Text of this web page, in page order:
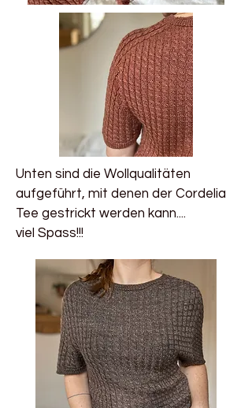
Unten sind die Wollqualitäten
aufgeführt, mit denen der Cordelia
Tee gestrickt werden kann....
viel Spass!!!